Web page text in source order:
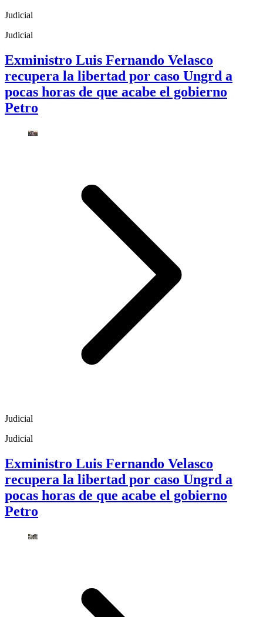
Judicial
Judicial
Exministro Luis Fernando Velasco
recupera la libertad por caso Ungrd a
pocas horas de que acabe el gobierno
Petro
Judicial
Judicial
Exministro Luis Fernando Velasco
recupera la libertad por caso Ungrd a
pocas horas de que acabe el gobierno
Petro